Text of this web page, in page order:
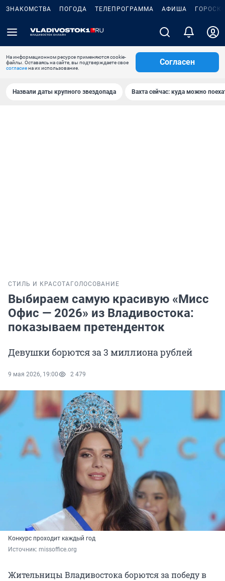
ЗНАКОМСТВА ПОГОДА ТЕЛЕПРОГРАММА АФИША
На информационном ресурсе применяются cookie-
файлы. Оставаясь на сайте, вы подтверждаете свое
согласиена их использование.
Согласен
Назвали даты крупного звездопада Вахта сейчас: куда можно
СТИЛЬ И КРАСОТА ГОЛОСОВАНИЕ
Выбираем самую красивую «Мисс
Офис — 2026» из Владивостока:
показываем претенденток
Девушки борются за 3 миллиона рублей
9 мая 2026, 19:00 2 479
Конкурс проходит каждый год
Источник: missoffice.org
Жительницы Владивостока борются за победу в